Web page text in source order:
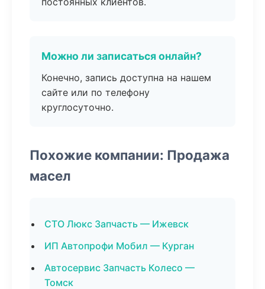
Можно ли записаться онлайн?
Конечно, запись доступна на нашем
сайте или по телефону
круглосуточно.
Похожие компании: Продажа
масел
СТО Люкс Запчасть — Ижевск
ИП Автопрофи Мобил — Курган
Автосервис Запчасть Колесо —
Томск